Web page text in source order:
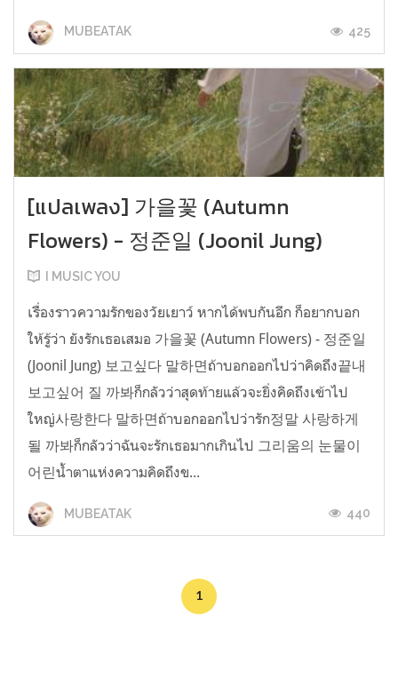
MUBEATAK 425
[แปลเพลง] 가을꽃 (Autumn
Flowers) - 정준일 (Joonil Jung)
I MUSIC YOU
เรื่องราวความรักของวัยเยาว์ หากได้พบกันอีก ก็อยากบอก
ให้รู้ว่า ยังรักเธอเสมอ 가을꽃 (Autumn Flowers) - 정준일
(Joonil Jung) 보고싶다 말하면ถ้าบอกออกไปว่าคิดถึง끝내
보고싶어 질 까봐ก็กลัวว่าสุดท้ายแล้วจะยิ่งคิดถึงเข้าไป
ใหญ่사랑한다 말하면ถ้าบอกออกไปว่ารัก정말 사랑하게
될 까봐ก็กลัวว่าฉันจะรักเธอมากเกินไป 그리움의 눈물이
어린น้ำตาแห่งความคิดถึงข...
MUBEATAK 440
1